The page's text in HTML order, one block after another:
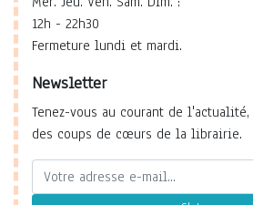
12h - 22h30
Fermeture lundi et mardi.
Newsletter
Tenez-vous au courant de
des coups de cœurs de la librairie.